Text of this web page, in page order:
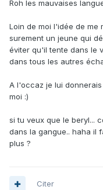
Roh les mauvaises
Loin de moi l'idée de me
surement un jeune qui
éviter qu'il tente dans le
dans tous les autres
A l'occaz je lui
moi :)
si tu veux que le beryl...
dans la gangue.. haha il
plus ?
Citer